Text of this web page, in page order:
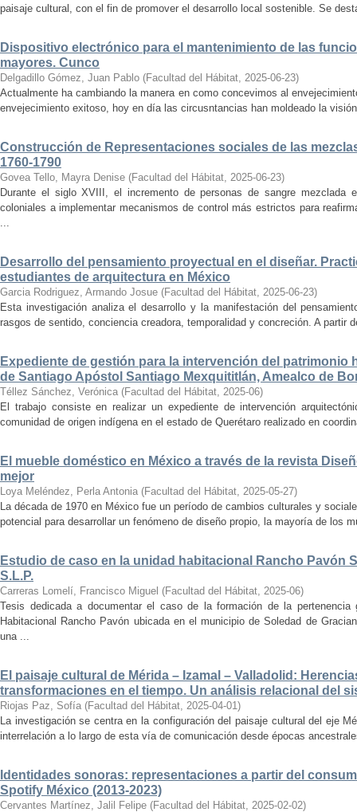
paisaje cultural, con el fin de promover el desarrollo local sostenible. Se
Dispositivo electrónico para el mantenimiento de las
mayores. Cunco
Delgadillo Gómez, Juan Pablo (Facultad del Hábitat, 2025-06-23)
Actualmente ha cambiando la manera en como concevimos al
envejecimiento exitoso, hoy en día las circusntancias han moldeado la
Construcción de Representaciones sociales de las
1760-1790
Govea Tello, Mayra Denise (Facultad del Hábitat, 2025-06-23)
Durante el siglo XVIII, el incremento de personas de sangre
coloniales a implementar mecanismos de control más estrictos para
...
Desarrollo del pensamiento proyectual en el diseñar.
estudiantes de arquitectura en México
Garcia Rodriguez, Armando Josue (Facultad del Hábitat, 2025-06-23)
Esta investigación analiza el desarrollo y la manifestación del
rasgos de sentido, conciencia creadora, temporalidad y concreción. A partir
Expediente de gestión para la intervención del patrimonio
de Santiago Apóstol Santiago Mexquititlán, Amealco de
Téllez Sánchez, Verónica (Facultad del Hábitat, 2025-06)
El trabajo consiste en realizar un expediente de intervención
comunidad de origen indígena en el estado de Querétaro realizado en
El mueble doméstico en México a través de la revista
mejor
Loya Meléndez, Perla Antonia (Facultad del Hábitat, 2025-05-27)
La década de 1970 en México fue un período de cambios culturales y
potencial para desarrollar un fenómeno de diseño propio, la mayoría de los
Estudio de caso en la unidad habitacional Rancho Pavón
S.L.P.
Carreras Lomelí, Francisco Miguel (Facultad del Hábitat, 2025-06)
Tesis dedicada a documentar el caso de la formación de la
Habitacional Rancho Pavón ubicada en el municipio de Soledad de
una ...
El paisaje cultural de Mérida – Izamal – Valladolid:
transformaciones en el tiempo. Un análisis relacional del
Riojas Paz, Sofía (Facultad del Hábitat, 2025-04-01)
La investigación se centra en la configuración del paisaje cultural del eje
interrelación a lo largo de esta vía de comunicación desde épocas
Identidades sonoras: representaciones a partir del
Spotify México (2013-2023)
Cervantes Martínez, Jalil Felipe (Facultad del Hábitat, 2025-02-02)